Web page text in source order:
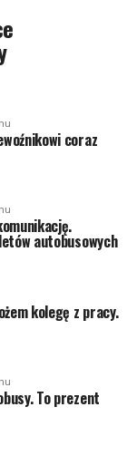
coraz
autobusowych
kolegę z pracy.
To prezent